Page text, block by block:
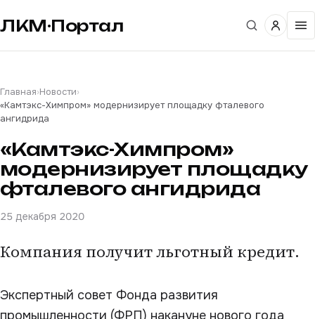
ЛКМ·Портал
Главная›Новости›
«Камтэкс-Химпром» модернизирует площадку фталевого
ангидрида
«Камтэкс-Химпром»
модернизирует площадку
фталевого ангидрида
25 декабря 2020
Компания получит льготный кредит.
Экспертный совет Фонда развития
промышленности (ФРП) накануне нового года